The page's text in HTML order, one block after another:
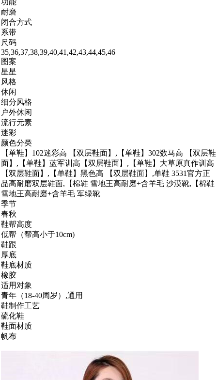
功能
耐磨
闭合方式
系带
尺码
35,36,37,38,39,40,41,42,43,44,45,46
图案
星星
风格
休闲
细分风格
户外休闲
流行元素
迷彩
颜色分类
【单鞋】102迷彩高 【双层鞋面】,【单鞋】302数马高 【双层鞋
面】,【单鞋】蓝军训高【双层鞋面】,【单鞋】大草原真作训高
【双层鞋面】,【单鞋】黑色高 【双层鞋面】,单鞋 3531官方正
品高耐磨双层鞋面,【棉鞋 雪地王高耐磨+含羊毛 沙漠靴,【棉鞋
雪地王高耐磨+含羊毛 军绿靴
季节
春秋
鞋帮高度
低帮（帮高小于10cm)
鞋跟
厚底
鞋底材质
橡胶
适用对象
青年（18-40周岁）,通用
鞋制作工艺
硫化鞋
鞋面材质
帆布